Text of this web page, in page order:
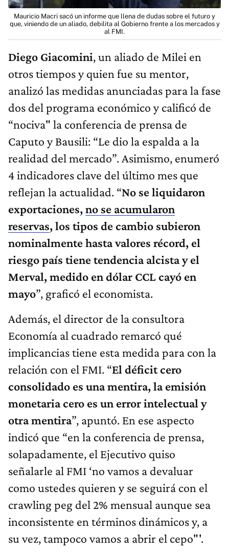
Mauricio Macri sacó un informe que llena de dudas sobre el futuro y
que, viniendo de un aliado, debilita al Gobierno frente a los mercados y
al FMI.
Diego Giacomini, un aliado de Milei en
otros tiempos y quien fue su mentor,
analizó las medidas anunciadas para la fase
dos del programa económico y calificó de
“nociva" la conferencia de prensa de
Caputo y Bausili: “Le dio la espalda a la
realidad del mercado”. Asimismo, enumeró
4 indicadores clave del último mes que
reflejan la actualidad. “No se liquidaron
exportaciones,no se acumularon
reservas, los tipos de cambio subieron
nominalmente hasta valores récord, el
riesgo país tiene tendencia alcista y el
Merval, medido en dólar CCL cayó en
mayo”, graficó el economista.
Además, el director de la consultora
Economía al cuadrado remarcó qué
implicancias tiene esta medida para con la
relación con el FMI. “El déficit cero
consolidado es una mentira, la emisión
monetaria cero es un error intelectual y
otra mentira”, apuntó. En ese aspecto
indicó que “en la conferencia de prensa,
solapadamente, el Ejecutivo quiso
señalarle al FMI ‘no vamos a devaluar
como ustedes quieren y se seguirá con el
crawling peg del 2% mensual aunque sea
inconsistente en términos dinámicos y, a
su vez, tampoco vamos a abrir el cepo"'.